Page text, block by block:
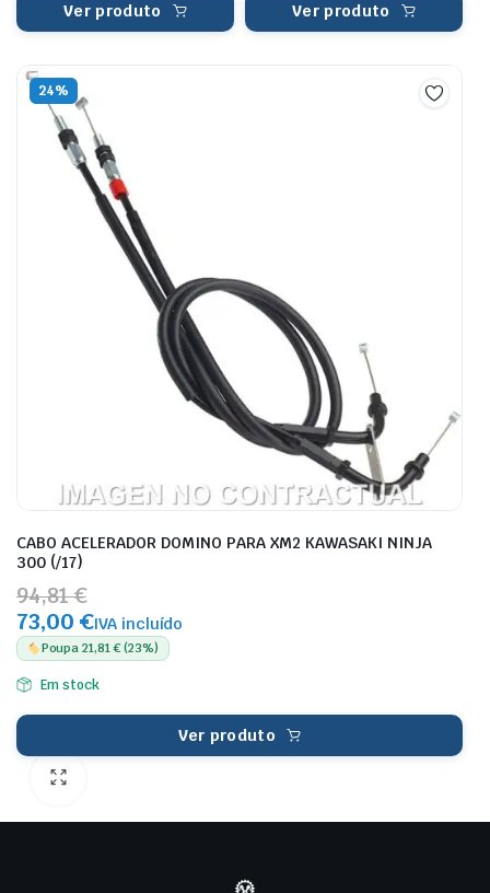
Ver produto Ver produto
24%
CABO ACELERADOR DOMINO PARA XM2 KAWASAKI NINJA
300 (/17)
94,81 €
73,00 €IVA incluído
Poupa 21,81 € (23%)
Em stock
Ver produto